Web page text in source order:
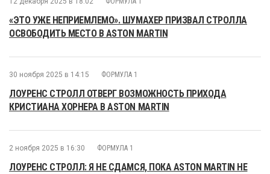
«ЭТО УЖЕ НЕПРИЕМЛЕМО». ШУМАХЕР ПРИЗВАЛ СТРОЛЛА
ОСВОБОДИТЬ МЕСТО В ASTON MARTIN
30 ноября 2025 в 14:15 ФОРМУЛА 1
ЛОУРЕНС СТРОЛЛ ОТВЕРГ ВОЗМОЖНОСТЬ ПРИХОДА
КРИСТИАНА ХОРНЕРА В ASTON MARTIN
2 ноября 2025 в 16:30 ФОРМУЛА 1
ЛОУРЕНС СТРОЛЛ: Я НЕ СДАМСЯ, ПОКА ASTON MARTIN НЕ